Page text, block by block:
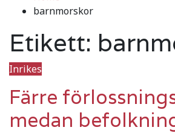
barnmorskor
Etikett:
Inrikes
Färre
medan